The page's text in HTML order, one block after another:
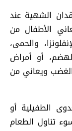
الشهية عند
الأطفال من
والحمى،
أو أمراض
ويعاني من
الطفيلية أو
تناول الطعام